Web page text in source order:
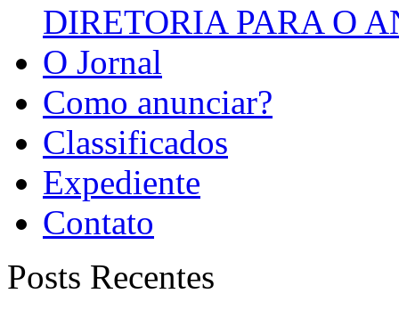
DIRETORIA PARA O
O Jornal
Como anunciar?
Classificados
Expediente
Contato
Posts Recentes